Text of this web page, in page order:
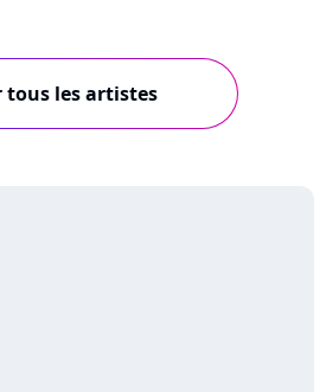
tous les artistes